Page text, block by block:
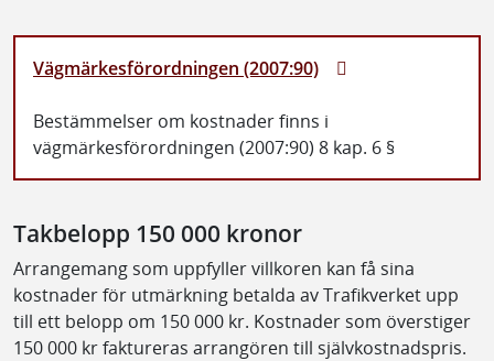
Vägmärkesförordningen (2007:90)
Bestämmelser om kostnader finns i
vägmärkesförordningen (2007:90) 8 kap. 6 §
Takbelopp 150 000 kronor
Arrangemang som uppfyller villkoren kan få sina
kostnader för utmärkning betalda av Trafikverket upp
till ett belopp om 150 000 kr. Kostnader som överstiger
150 000 kr faktureras arrangören till självkostnadspris.